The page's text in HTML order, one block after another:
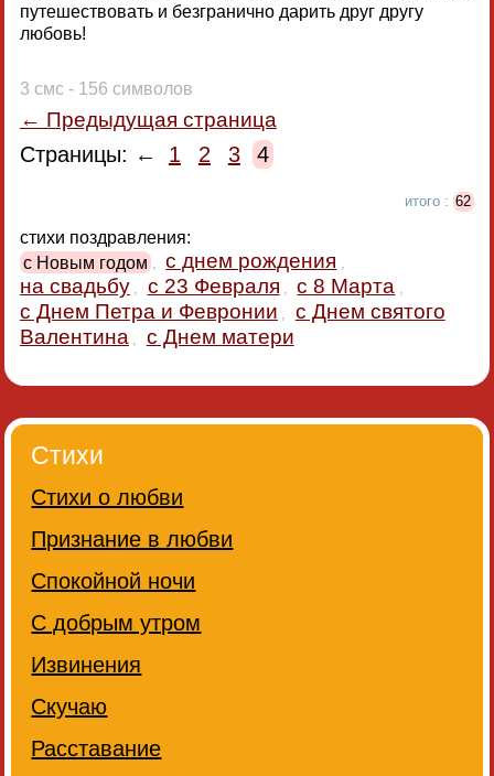
путешествовать и безгранично дарить друг другу
любовь!
3 смс - 156 символов
← Предыдущая страница
Страницы: ← 1 2 3 4
итого : 62
стихи поздравления:
с Новым годом , с днем рождения ,
на свадьбу , с 23 Февраля , с 8 Марта ,
с Днем Петра и Февронии ,
с Днем святого
Валентина , с Днем матери
Стихи
Стихи о любви
Признание в любви
Спокойной ночи
С добрым утром
Извинения
Скучаю
Расставание